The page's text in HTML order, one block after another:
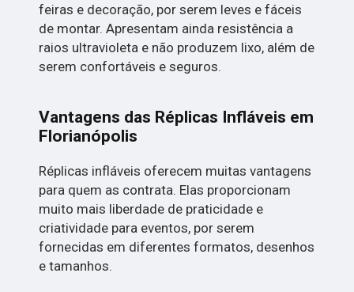
feiras e decoração, por serem leves e fáceis
de montar. Apresentam ainda resistência a
raios ultravioleta e não produzem lixo, além de
serem confortáveis e seguros.
Vantagens das Réplicas Infláveis em
Florianópolis
Réplicas infláveis oferecem muitas vantagens
para quem as contrata. Elas proporcionam
muito mais liberdade de praticidade e
criatividade para eventos, por serem
fornecidas em diferentes formatos, desenhos
e tamanhos.